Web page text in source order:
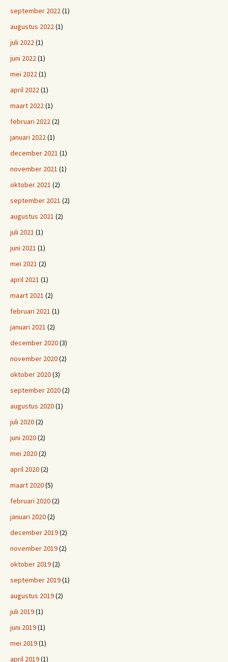
september 2022(1)
augustus 2022(1)
juli 2022(1)
juni 2022(1)
mei 2022(1)
april 2022(1)
maart 2022(1)
februari 2022(2)
januari 2022(1)
december 2021 (1)
november 2021 (1)
oktober 2021 (2)
september 2021 (2)
augustus 2021 (2)
juli 2021 (1)
juni 2021 (1)
mei 2021 (2)
april 2021 (1)
maart 2021 (2)
februari 2021 (1)
januari 2021 (2)
december 2020(3)
november 2020(2)
oktober 2020(3)
september 2020(2)
augustus 2020(1)
juli 2020(2)
juni 2020(2)
mei 2020(2)
april 2020(2)
maart 2020(5)
februari 2020(2)
januari 2020(2)
december 2019(2)
november 2019(2)
oktober 2019(2)
september 2019(1)
augustus 2019(2)
juli 2019(1)
juni 2019(1)
mei 2019(1)
april 2019(1)